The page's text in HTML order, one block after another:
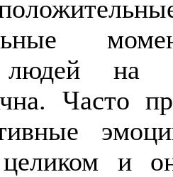
людей на
Часто
целиком и